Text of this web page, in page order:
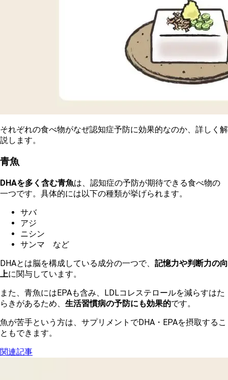
それぞれの食べ物がなぜ認知症予防に効果的なのか、詳しく解
説します。
青魚
DHAを多く含む青魚は、認知症の予防が期待できる食べ物の
一つです。具体的には以下の種類が挙げられます。
サバ
アジ
ニシン
サンマ など
DHAとは脳を構成している成分の一つで、 記憶力や判断力の向
上に関与しています。
また、青魚にはEPAも含み、LDLコレステロールを減らすはた
らきがあるため、 生活習慣病の予防にも効果的です。
魚が苦手という方は、サプリメントでDHA・EPAを摂取するこ
ともできます。
関連記事